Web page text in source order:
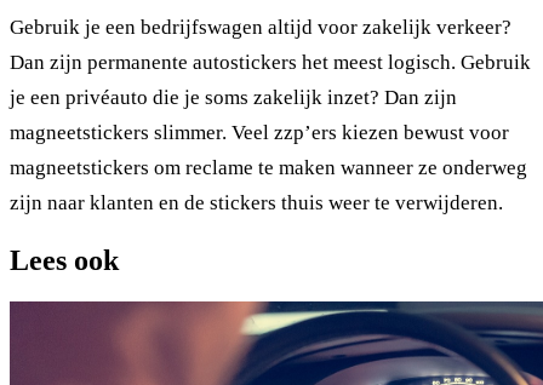
Gebruik je een bedrijfswagen altijd voor zakelijk verkeer?
Dan zijn permanente autostickers het meest logisch. Gebruik
je een privéauto die je soms zakelijk inzet? Dan zijn
magneetstickers slimmer. Veel zzp’ers kiezen bewust voor
magneetstickers om reclame te maken wanneer ze onderweg
zijn naar klanten en de stickers thuis weer te verwijderen.
Lees ook